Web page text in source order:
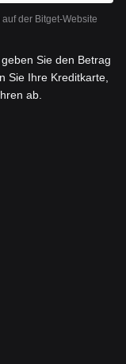
der Bitget-Website
Sie den Betrag
Sie Ihre Kreditkarte,
ab.